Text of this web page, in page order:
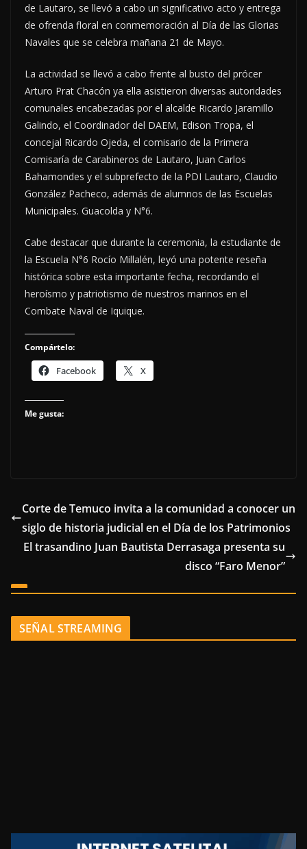
de Lautaro, se llevó a cabo un significativo acto y entrega
de ofrenda floral en conmemoración al Día de las Glorias
Navales que se celebra mañana 21 de Mayo.
La actividad se llevó a cabo frente al busto del prócer
Arturo Prat Chacón ya ella asistieron diversas autoridades
comunales encabezadas por el alcalde Ricardo Jaramillo
Galindo, el Coordinador del DAEM, Edison Tropa, el
concejal Ricardo Ojeda, el comisario de la Primera
Comisaría de Carabineros de Lautaro, Juan Carlos
Bahamondes y el subprefecto de la PDI Lautaro, Claudio
González Pacheco, además de alumnos de las Escuelas
Municipales. Guacolda y N°6.
Cabe destacar que durante la ceremonia, la estudiante de
la Escuela N°6 Rocío Millalén, leyó una potente reseña
histórica sobre esta importante fecha, recordando el
heroísmo y patriotismo de nuestros marinos en el
Combate Naval de Iquique.
Compártelo:
Facebook X
Me gusta:
Corte de Temuco invita a la comunidad a conocer un
siglo de historia judicial en el Día de los Patrimonios
El trasandino Juan Bautista Derrasaga presenta su
disco “Faro Menor”
SEÑAL STREAMING